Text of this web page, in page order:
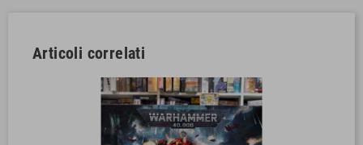
Articoli correlati